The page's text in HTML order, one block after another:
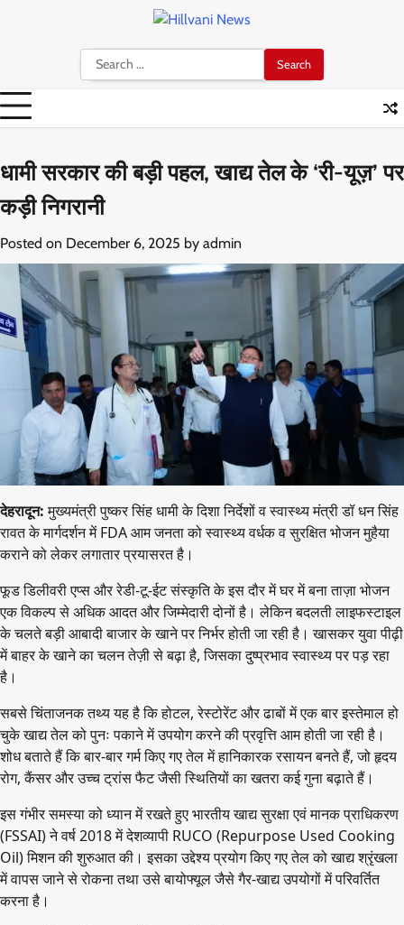
Search
for:
धामी सरकार की बड़ी पहल, खाद्य तेल के ‘री-यूज़’ पर
कड़ी निगरानी
Posted on December 6, 2025 by admin
देहरादून:मुख्यमंत्री पुष्कर सिंह धामी के दिशा निर्देशों व स्वास्थ्य मंत्री डॉ धन सिंह
रावत के मार्गदर्शन में FDA आम जनता को स्वास्थ्य वर्धक व सुरक्षित भोजन मुहैया
कराने को लेकर लगातार प्रयासरत है।
फूड डिलीवरी एप्स और रेडी-टू-ईट संस्कृति के इस दौर में घर में बना ताज़ा भोजन
एक विकल्प से अधिक आदत और जिम्मेदारी दोनों है। लेकिन बदलती लाइफस्टाइल
के चलते बड़ी आबादी बाजार के खाने पर निर्भर होती जा रही है। खासकर युवा पीढ़ी
में बाहर के खाने का चलन तेज़ी से बढ़ा है, जिसका दुष्प्रभाव स्वास्थ्य पर पड़ रहा
है।
सबसे चिंताजनक तथ्य यह है कि होटल, रेस्टोरेंट और ढाबों में एक बार इस्तेमाल हो
चुके खाद्य तेल को पुनः पकाने में उपयोग करने की प्रवृत्ति आम होती जा रही है।
शोध बताते हैं कि बार-बार गर्म किए गए तेल में हानिकारक रसायन बनते हैं, जो हृदय
रोग, कैंसर और उच्च ट्रांस फैट जैसी स्थितियों का खतरा कई गुना बढ़ाते हैं।
इस गंभीर समस्या को ध्यान में रखते हुए भारतीय खाद्य सुरक्षा एवं मानक प्राधिकरण
(FSSAI) ने वर्ष 2018 में देशव्यापी RUCO (Repurpose Used Cooking
Oil) मिशन की शुरुआत की। इसका उद्देश्य प्रयोग किए गए तेल को खाद्य श्रृंखला
में वापस जाने से रोकना तथा उसे बायोफ्यूल जैसे गैर-खाद्य उपयोगों में परिवर्तित
करना है।